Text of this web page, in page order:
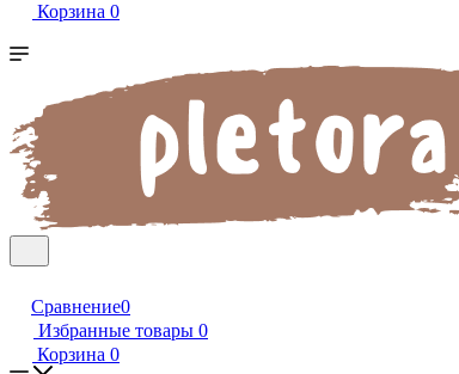
Корзина 0
Сравнение0
Избранные товары 0
Корзина 0